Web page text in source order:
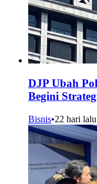
DJP Ubah
Begini
Bisnis•22 hari lalu